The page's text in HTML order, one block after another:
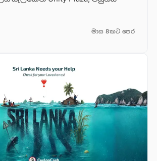
මාස 8කට පෙර